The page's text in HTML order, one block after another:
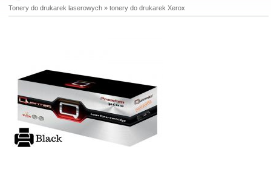
Tonery do drukarek laserowych» tonery do drukarek Xerox